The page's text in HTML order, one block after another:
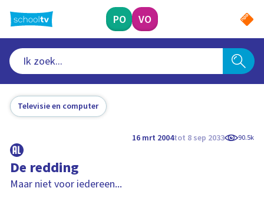
naar
hoofdinhoud
PO VO
Televisie en computer
16 mrt 2004tot 8 sep 2033 90.5k
De redding
Maar niet voor iedereen...